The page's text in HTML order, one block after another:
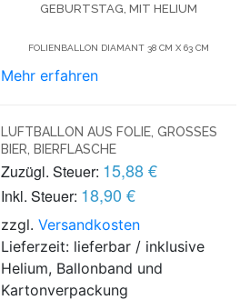
GEBURTSTAG, MIT HELIUM
FOLIENBALLON DIAMANT 38 CM X 63 CM
Mehr erfahren
LUFTBALLON AUS FOLIE, GROSSES B
IER, BIERFLASCHE
Zuzügl. Steuer: 15,88 €
Inkl. Steuer: 18,90 €
zzgl.Versandkosten
Lieferzeit: lieferbar / inklusive
Helium, Ballonband und
Kartonverpackung